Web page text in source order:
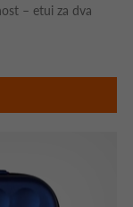
– etui za dva